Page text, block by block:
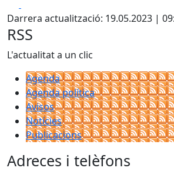
Darrera actualització: 19.05.2023 |
RSS
L'actualitat a un clic
Agenda
Agenda política
Avisos
Notícies
Publicacions
Adreces i telèfons